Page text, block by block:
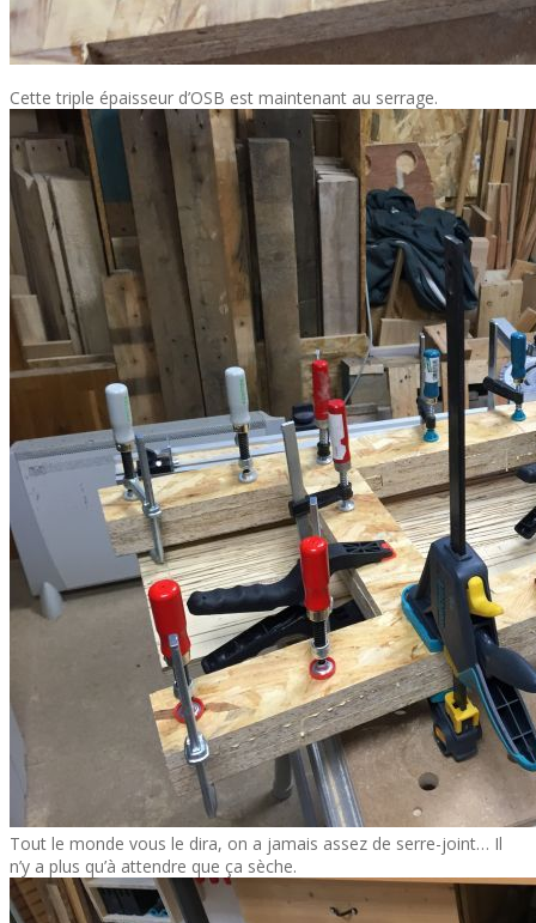
Cette triple épaisseur d’OSB est maintenant au serrage.
Tout le monde vous le dira, on a jamais assez de serre-joint… Il
n’y a plus qu’à attendre que ça sèche.